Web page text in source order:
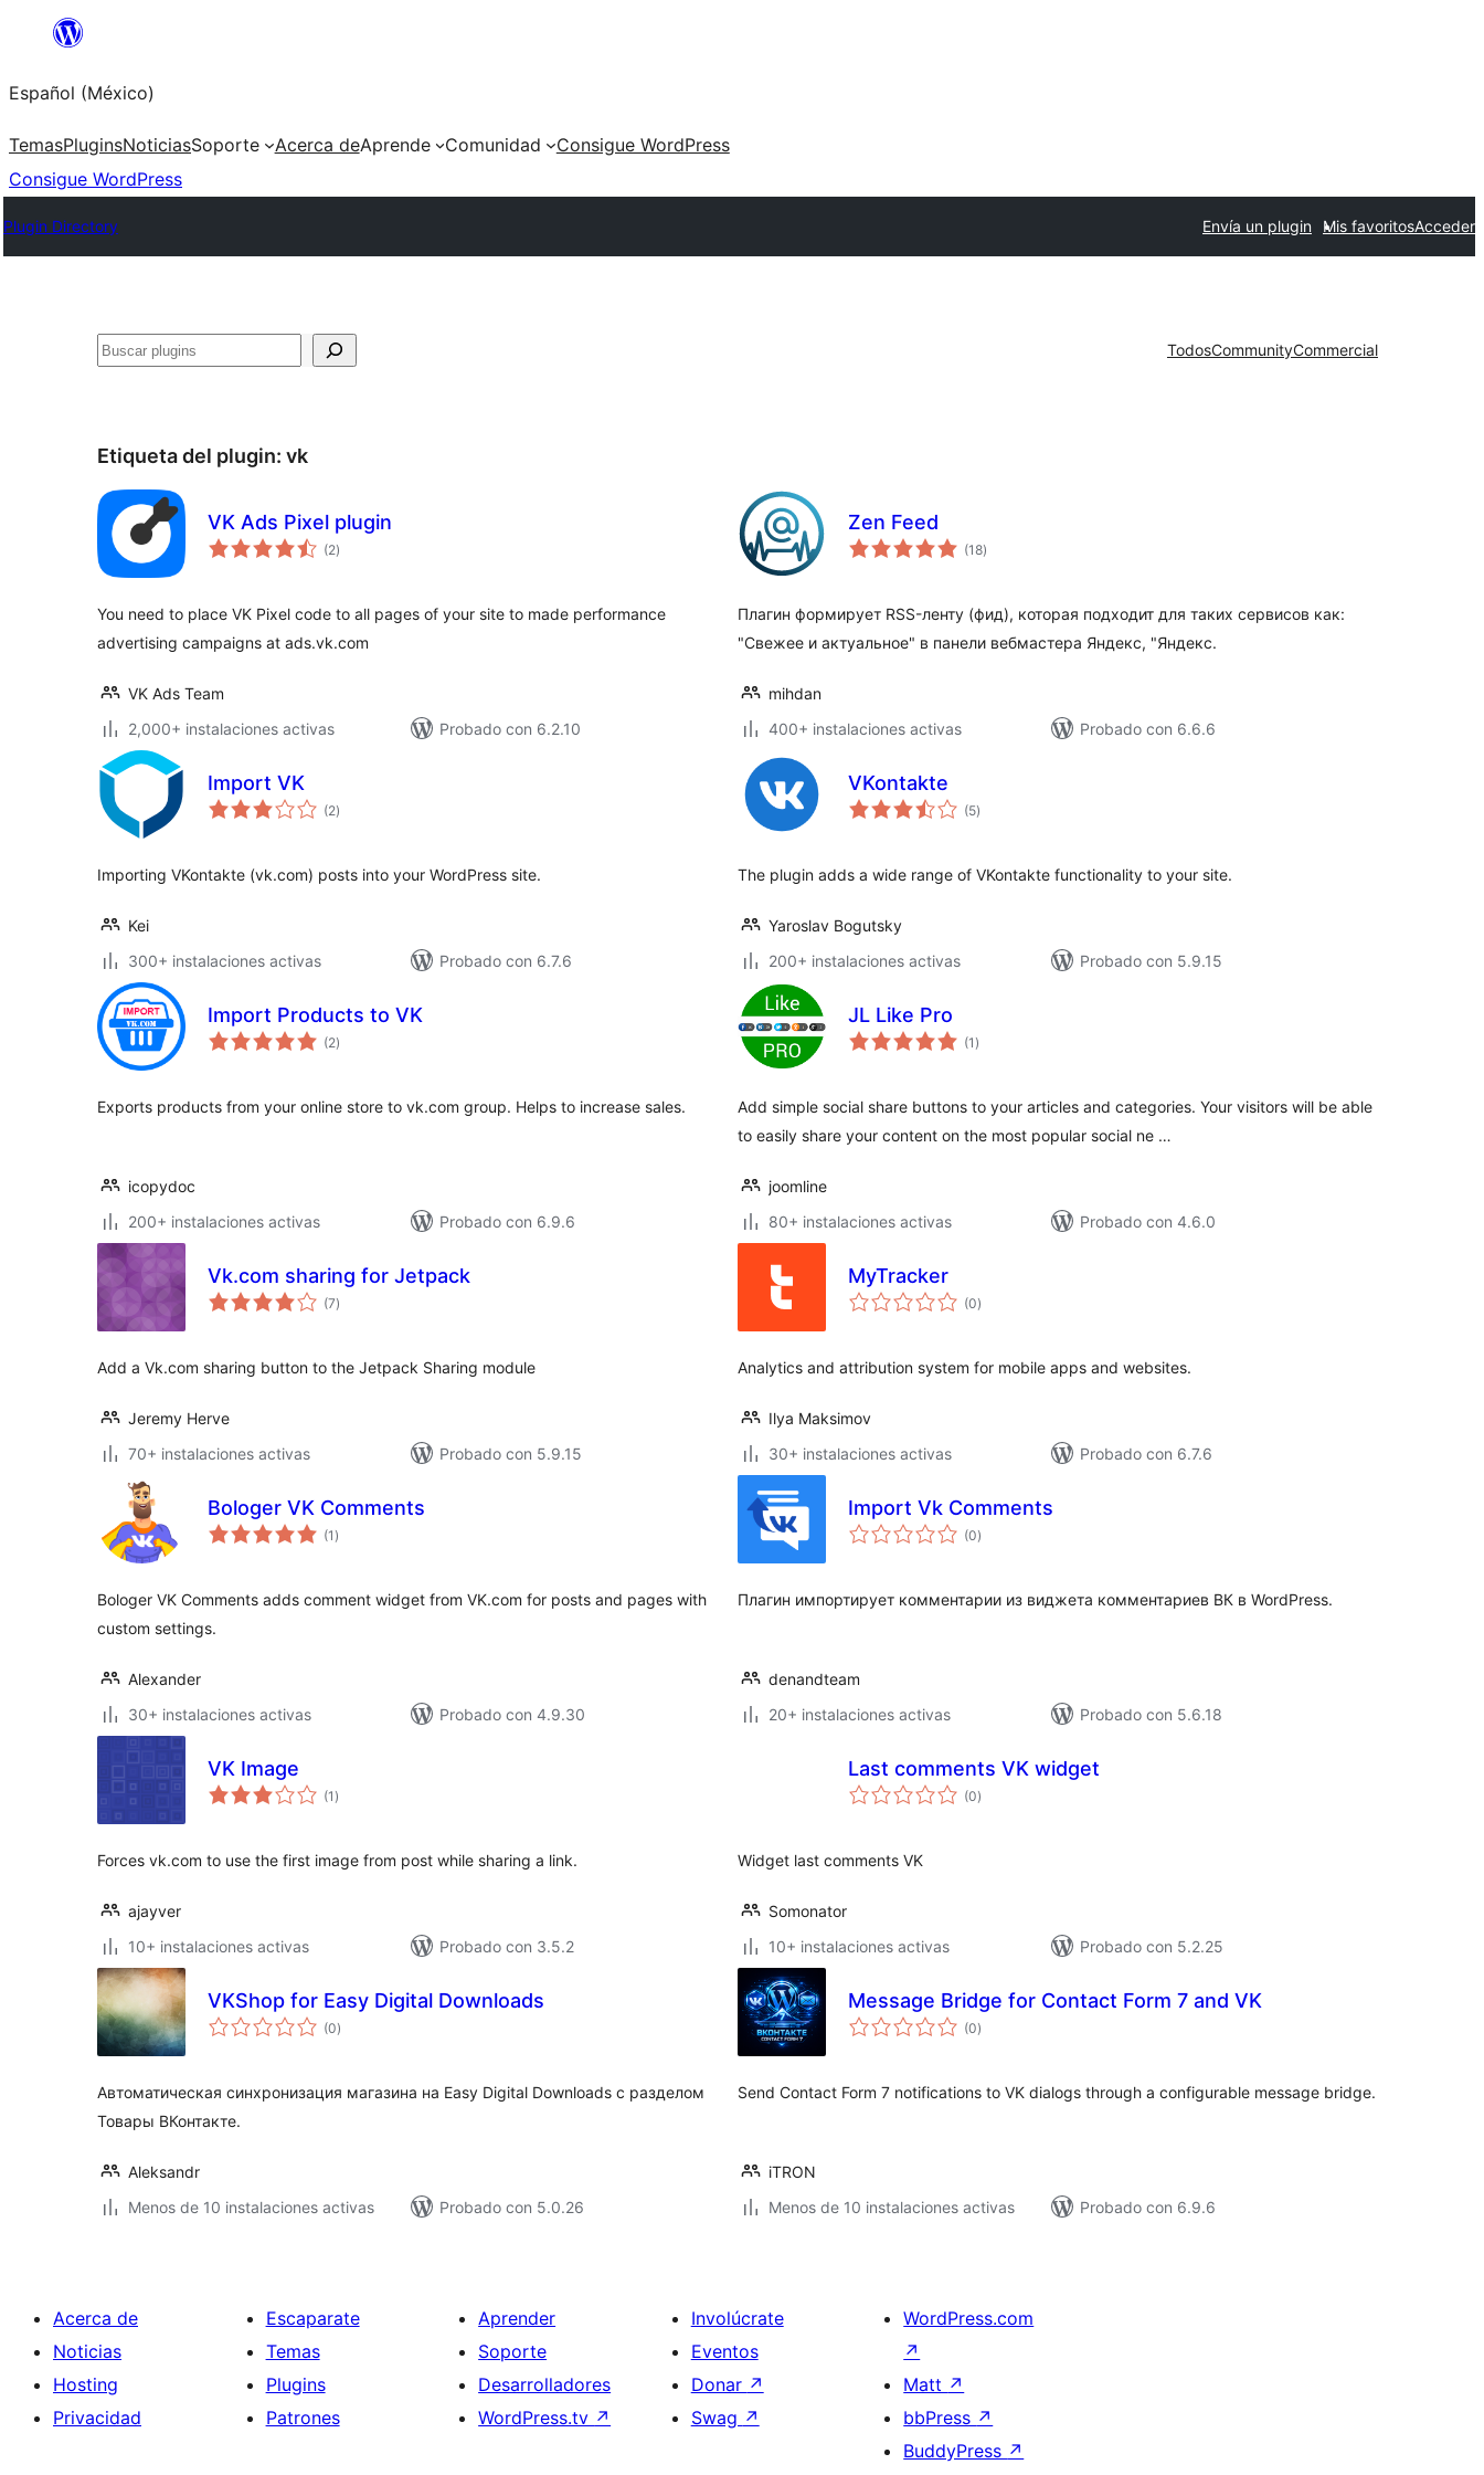
Saltar
contenido
Español (México)
TemasPluginsNoticiasSoporte Acerca deAprende Comunidad
Consigue WordPress
Consigue WordPress
Plugin Directory Envía un plugin Mis favoritosAcceder
Buscar TodosCommunityCommercial
Etiqueta del plugin: vk
VK Ads Pixel plugin
(2total
de
)
You need to place VK Pixel code to all pages of your site to made performance
advertising campaigns at ads.vk.com
VK Ads Team
2,000+ instalaciones activas
Probado con 6.2.10
Zen Feed
(18total
de
)
Плагин формирует RSS-ленту (фид), которая подходит для таких сервисов как:
"Свежее и актуальное" в панели вебмастера Яндекс, "Яндекс.
mihdan
400+ instalaciones activas
Probado con 6.6.6
Import VK
(2total
de
)
Importing VKontakte (vk.com) posts into your WordPress site.
Kei
300+ instalaciones activas
Probado con 6.7.6
VKontakte
(5total
de
)
The plugin adds a wide range of VKontakte functionality to your site.
Yaroslav Bogutsky
200+ instalaciones activas
Probado con 5.9.15
Import Products to VK
(2total
de
)
Exports products from your online store to vk.com group. Helps to increase sales.
icopydoc
200+ instalaciones activas
Probado con 6.9.6
JL Like Pro
(1 total
de
)
Add simple social share buttons to your articles and categories. Your visitors will be able
to easily share your content on the most popular social ne …
joomline
80+ instalaciones activas
Probado con 4.6.0
Vk.com sharing for Jetpack
(7total
de
)
Add a Vk.com sharing button to the Jetpack Sharing module
Jeremy Herve
70+ instalaciones activas
Probado con 5.9.15
MyTracker
(0total
de
)
Analytics and attribution system for mobile apps and websites.
Ilya Maksimov
30+ instalaciones activas
Probado con 6.7.6
Bologer VK Comments
(1 total
de
)
Bologer VK Comments adds comment widget from VK.com for posts and pages with
custom settings.
Alexander
30+ instalaciones activas
Probado con 4.9.30
Import Vk Comments
(0total
de
)
Плагин импортирует комментарии из виджета комментариев ВК в WordPress.
denandteam
20+ instalaciones activas
Probado con 5.6.18
VK Image
(1 total
de
)
Forces vk.com to use the first image from post while sharing a link.
ajayver
10+ instalaciones activas
Probado con 3.5.2
Last comments VK widget
(0total
de
)
Widget last comments VK
Somonator
10+ instalaciones activas
Probado con 5.2.25
VKShop for Easy Digital Downloads
(0total
de
)
Автоматическая синхронизация магазина на Easy Digital Downloads c разделом
Товары ВКонтакте.
Aleksandr
Menos de 10 instalaciones activas
Probado con 5.0.26
Message Bridge for Contact Form 7 and VK
(0total
de
)
Send Contact Form 7 notifications to VK dialogs through a configurable message bridge.
iTRON
Menos de 10 instalaciones activas
Probado con 6.9.6
Acerca de
Noticias
Hosting
Privacidad
Escaparate
Temas
Plugins
Patrones
Aprender
Soporte
Desarrolladores
WordPress.tv ↗
Involúcrate
Eventos
Donar ↗
Swag ↗
WordPress.com
↗
Matt ↗
bbPress ↗
BuddyPress ↗